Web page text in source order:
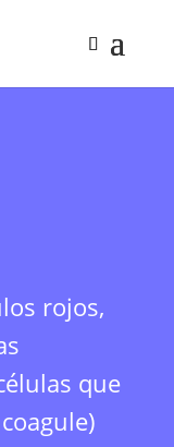
rojos,
que